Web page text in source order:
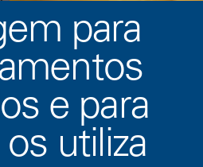
para
e para
utiliza